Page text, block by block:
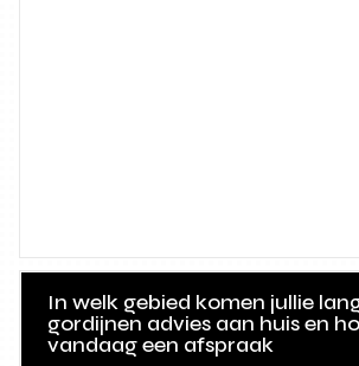
In welk gebied komen jullie
gordijnen advies aan huis en
vandaag een afspraak